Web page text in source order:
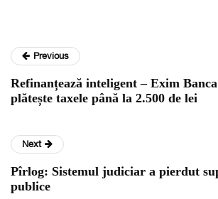
Previous
Refinanțează inteligent – Exim
plătește taxele până la 2.500 de lei
Next
Pîrlog: Sistemul judiciar a pierdut
publice